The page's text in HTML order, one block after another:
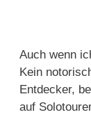
Auch wenn
Kein
Entdecker,
auf